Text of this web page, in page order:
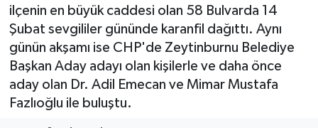
ilçenin en büyük caddesi olan 58 Bulvarda 14
Şubat sevgililer gününde karanfil dağıttı. Aynı
günün akşamı ise CHP'de Zeytinburnu Belediye
Başkan Aday adayı olan kişilerle ve daha önce
aday olan Dr. Adil Emecan ve Mimar Mustafa
Fazlıoğlu ile buluştu.